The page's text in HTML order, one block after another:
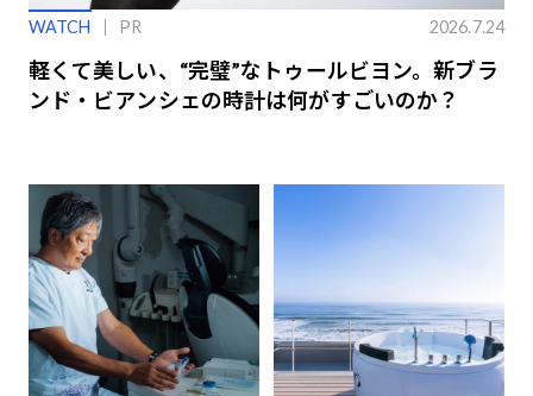
WATCH PR 2026.7.24
軽くて美しい、“完璧”なトゥールビヨン。新ブラ
ンド・ビアンシェの時計は何がすごいのか？